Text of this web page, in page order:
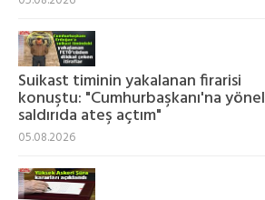
Suikast timinin yakalanan firarisi
konuştu: "Cumhurbaşkanı'na
saldırıda ateş açtım"
05.08.2026